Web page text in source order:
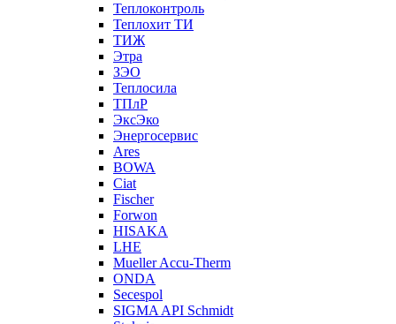
Теплоконтроль
Теплохит ТИ
ТИЖ
Этра
ЗЭО
Теплосила
ТПлР
ЭксЭко
Энергосервис
Ares
BOWA
Ciat
Fischer
Forwon
HISAKA
LHE
Mueller Accu-Therm
ONDA
Secespol
SIGMA API Schmidt